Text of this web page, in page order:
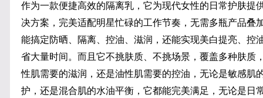
作为一款便捷高效的隔离乳，它为现代女性的日常护肤提
决方案，完美适配明星忙碌的工作节奏，无需多瓶产品叠
能搞定防晒、隔离、控油、滋润，还能实现美白提亮、控
省大量时间。而且它不挑肤质、不挑场景，覆盖多种肤质
性肌需要的滋润，还是油性肌需要的控油，无论是敏感肌
护，还是混合肌的水油平衡，它都能完美满足，无论是日